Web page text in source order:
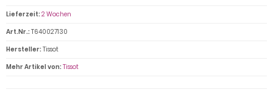
Lieferzeit: 2 Wochen
Art.Nr.: T640027130
Hersteller: Tissot
Mehr Artikel von: Tissot